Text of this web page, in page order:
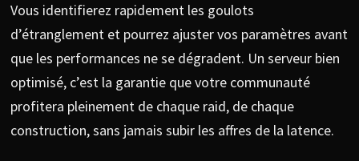
Vous identifierez rapidement les goulots
d’étranglement et pourrez ajuster vos paramètres avant
que les performances ne se dégradent. Un serveur bien
optimisé, c’est la garantie que votre communauté
profitera pleinement de chaque raid, de chaque
construction, sans jamais subir les affres de la latence.